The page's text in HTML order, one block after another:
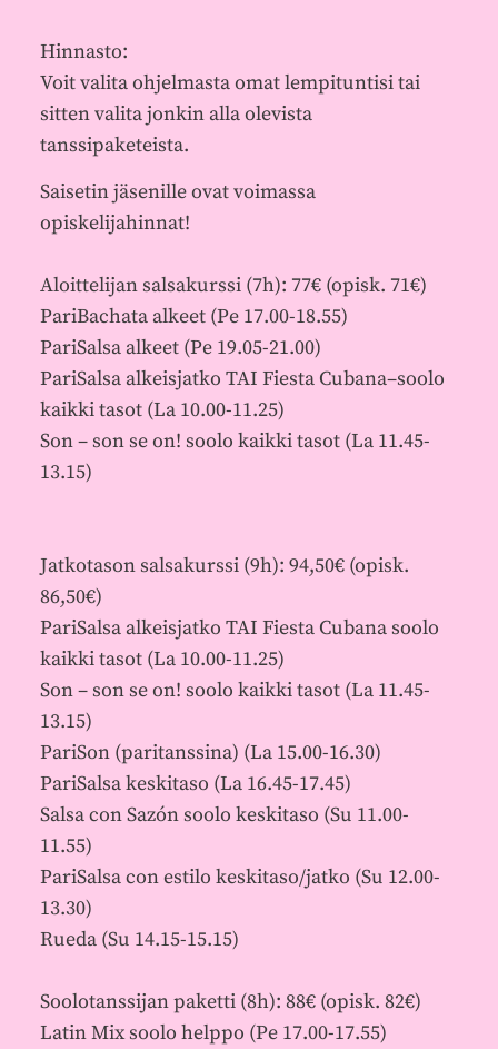
Hinnasto:
Voit valita ohjelmasta omat lempituntisi tai
sitten valita jonkin alla olevista
tanssipaketeista.
Saisetin jäsenille ovat voimassa
opiskelijahinnat!
Aloittelijan salsakurssi (7h): 77€ (opisk. 71€)
PariBachata alkeet (Pe 17.00-18.55)
PariSalsa alkeet (Pe 19.05-21.00)
PariSalsa alkeisjatko TAI Fiesta Cubana–soolo
kaikki tasot (La 10.00-11.25)
Son – son se on! soolo kaikki tasot (La 11.45-
13.15)
Jatkotason salsakurssi (9h): 94,50€ (opisk.
86,50€)
PariSalsa alkeisjatko TAI Fiesta Cubana soolo
kaikki tasot (La 10.00-11.25)
Son – son se on! soolo kaikki tasot (La 11.45-
13.15)
PariSon (paritanssina) (La 15.00-16.30)
PariSalsa keskitaso (La 16.45-17.45)
Salsa con Sazón soolo keskitaso (Su 11.00-
11.55)
PariSalsa con estilo keskitaso/jatko (Su 12.00-
13.30)
Rueda (Su 14.15-15.15)
Soolotanssijan paketti (8h): 88€ (opisk. 82€)
Latin Mix soolo helppo (Pe 17.00-17.55)